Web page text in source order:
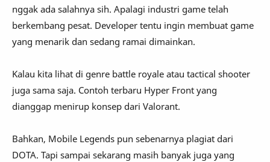
nggak ada salahnya sih. Apalagi industri game telah
berkembang pesat. Developer tentu ingin membuat game
yang menarik dan sedang ramai dimainkan.
Kalau kita lihat di genre battle royale atau tactical shooter
juga sama saja. Contoh terbaru Hyper Front yang
dianggap menirup konsep dari Valorant.
Bahkan, Mobile Legends pun sebenarnya plagiat dari
DOTA. Tapi sampai sekarang masih banyak juga yang